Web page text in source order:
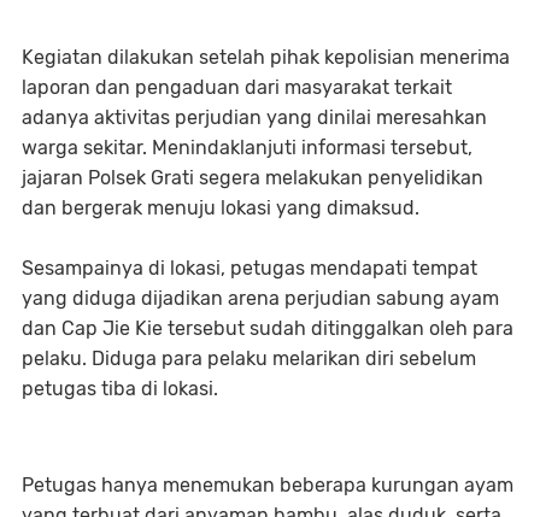
Kegiatan dilakukan setelah pihak kepolisian menerima
laporan dan pengaduan dari masyarakat terkait
adanya aktivitas perjudian yang dinilai meresahkan
warga sekitar. Menindaklanjuti informasi tersebut,
jajaran Polsek Grati segera melakukan penyelidikan
dan bergerak menuju lokasi yang dimaksud.
Sesampainya di lokasi, petugas mendapati tempat
yang diduga dijadikan arena perjudian sabung ayam
dan Cap Jie Kie tersebut sudah ditinggalkan oleh para
pelaku. Diduga para pelaku melarikan diri sebelum
petugas tiba di lokasi.
Petugas hanya menemukan beberapa kurungan ayam